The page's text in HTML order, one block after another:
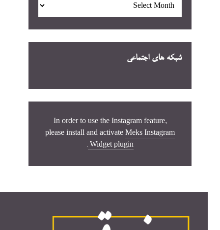
شبکه های اجتماعی
In order to use the Instagram feature,
please install and activate Meks Instagram
Widget plugin
.